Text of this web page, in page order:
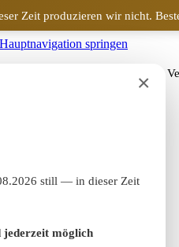
springen
Zeit produzieren wir nicht.
×
still — in dieser Zeit
jederzeit möglich
Kostenloser